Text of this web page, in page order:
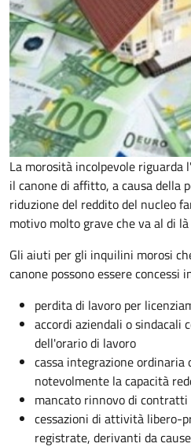
La morosità incolpevole riguarda
il canone di affitto, a causa della
riduzione del reddito del nucleo
motivo molto grave che va al di
Gli aiuti per gli inquilini morosi
canone possono essere concessi
perdita di lavoro per
accordi aziendali o sindacali
dell'orario di lavoro
cassa integrazione
notevolmente la capacità
mancato rinnovo di
cessazioni di attività libero-
registrate, derivanti da